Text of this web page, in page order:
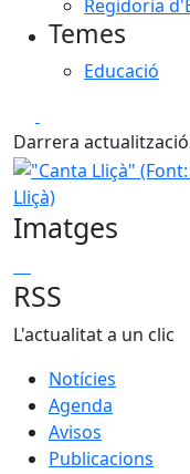
Regidoria
Temes
Educació
Darrera
"Canta Lliçà" (Font:
Lliçà)
Imatges
RSS
L'actualitat a un clic
Notícies
Agenda
Avisos
Publicacions